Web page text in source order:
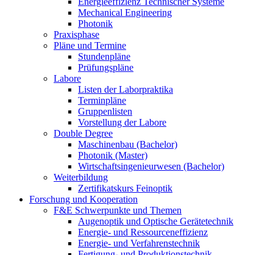
Mechanical Engineering
Photonik
Praxisphase
Pläne und Termine
Stundenpläne
Prüfungspläne
Labore
Listen der Laborpraktika
Terminpläne
Gruppenlisten
Vorstellung der Labore
Double Degree
Maschinenbau (Bachelor)
Photonik (Master)
Wirtschaftsingenieurwesen (Bachelor)
Weiterbildung
Zertifikatskurs Feinoptik
Forschung und Kooperation
F&E Schwerpunkte und Themen
Augenoptik und Optische Gerätetechnik
Energie- und Ressourceneffizienz
Energie- und Verfahrenstechnik